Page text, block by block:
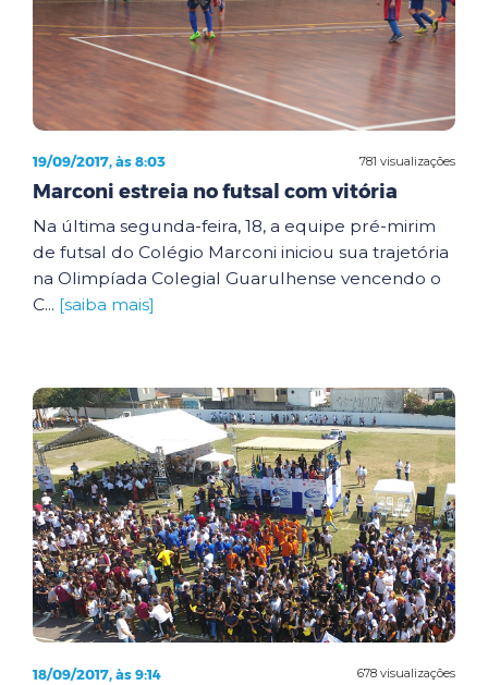
781 visualizações
19/09/2017, às 8:03
Marconi estreia no futsal com vitória
Na última segunda-feira, 18, a equipe pré-mirim
de futsal do Colégio Marconi iniciou sua trajetória
na Olimpíada Colegial Guarulhense vencendo o
C... [saiba mais]
678 visualizações
18/09/2017, às 9:14